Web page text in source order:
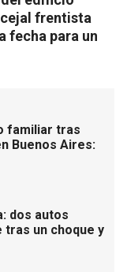
frentista
fecha para un
familiar tras
Buenos Aires:
dos autos
tras un choque y